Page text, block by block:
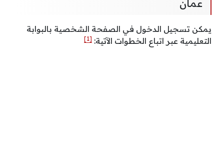
عمان
يمكن تسجيل الدخول في الصفحة الشخصية بالبوابة
التعليمية عبر اتباع الخطوات الآتية: [1]